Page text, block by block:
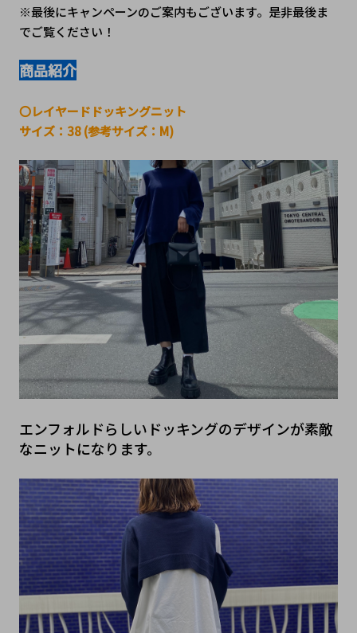
※最後にキャンペーンのご案内もございます。是非最後ま
でご覧ください！
商品紹介
〇レイヤードドッキングニット
サイズ：38 (参考サイズ：M)
エンフォルドらしいドッキングのデザインが素敵
なニットになります。